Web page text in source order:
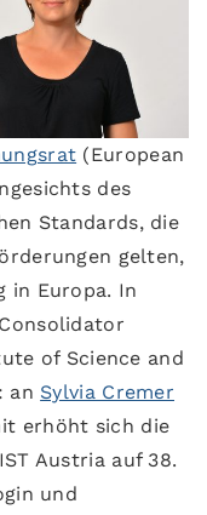
(European
des
Standards, die
gelten,
in Europa. In
of Science and
an Sylvia Cremer
erhöht sich die
Austria auf 38.
und